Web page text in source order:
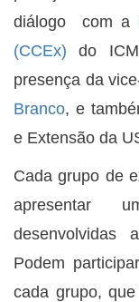
diálogo com a
(CCEx) do
presença da
Branco, e
e Extensão da
Cada grupo de
apresentar
desenvolvidas
Podem
cada grupo,